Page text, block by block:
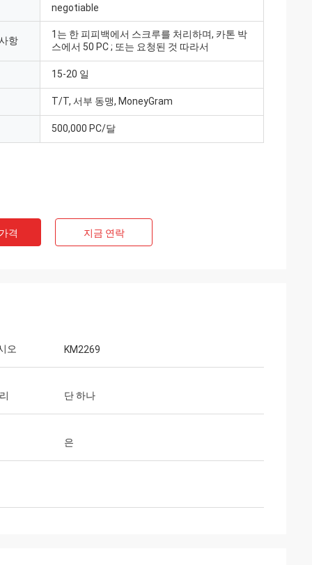
negotiable
항
1는 한 피피백에서 스크루를 처리하며, 카톤 박
스에서 50 PC ; 또는 요청된 것 따라서
15-20 일
T/T, 서부 동맹, MoneyGram
500,000 PC/달
격 지금 연락
오 KM2269
단 하나
은